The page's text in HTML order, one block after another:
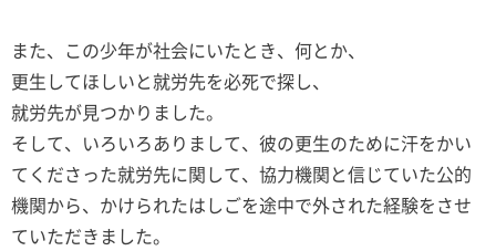
また、この少年が社会にいたとき、何とか、
更生してほしいと就労先を必死で探し、
就労先が見つかりました。
そして、いろいろありまして、彼の更生のために汗をかい
てくださった就労先に関して、協力機関と信じていた公的
機関から、かけられたはしごを途中で外された経験をさせ
ていただきました。